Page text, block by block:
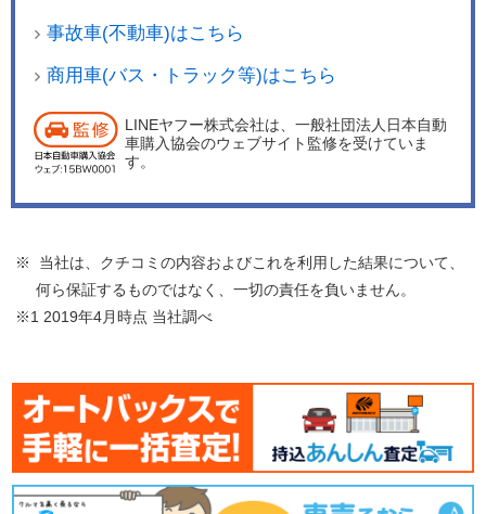
事故車(不動車)はこちら
商用車(バス・トラック等)はこちら
LINEヤフー株式会社は、一般社団法人日本自動
車購入協会のウェブサイト監修を受けていま
す。
※ 当社は、クチコミの内容およびこれを利用した結果について、
何ら保証するものではなく、一切の責任を負いません。
※1 2019年4月時点 当社調べ